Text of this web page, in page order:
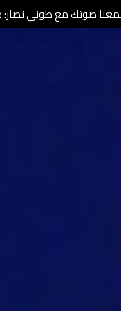
صوتك مع طوني نصار: من